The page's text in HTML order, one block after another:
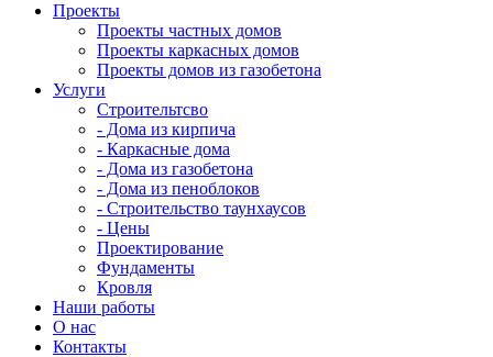
Проекты
Проекты частных домов
Проекты каркасных домов
Проекты домов из газобетона
Услуги
Строительтсво
- Дома из кирпича
- Каркасные дома
- Дома из газобетона
- Дома из пеноблоков
- Строительство таунхаусов
- Цены
Проектирование
Фундаменты
Кровля
Наши работы
О нас
Контакты